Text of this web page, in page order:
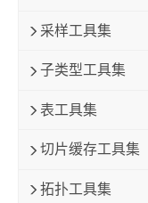
采样工具集
子类型工具集
表工具集
切片缓存工具集
拓扑工具集